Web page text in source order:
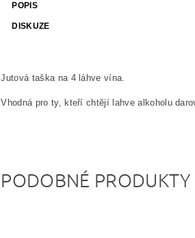
POPIS
DISKUZE
Jutová taška na 4 láhve vína.
Vhodná pro ty, kteří chtějí lahve alkoholu
PODOBNÉ PRODUKTY